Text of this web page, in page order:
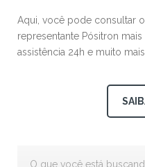
Aqui, você pode consultar
representante Pósitron
assistência 24h e muito